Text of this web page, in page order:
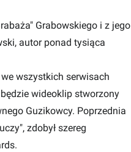
Grabowskiego i z jego
autor ponad tysiąca
wszystkich serwisach
wideoklip stworzony
Guzikowcy. Poprzednia
zdobył szereg